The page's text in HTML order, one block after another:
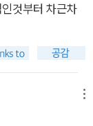
것부터 차근차